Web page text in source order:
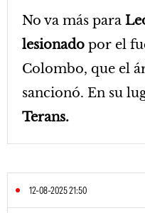
No va más para
lesionado por el
Colombo, que el
sancionó. En su
Terans.
12-08-2025 21:50